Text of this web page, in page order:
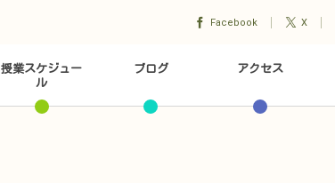
Facebook X
授業スケジュー
ル
ブログ アクセス